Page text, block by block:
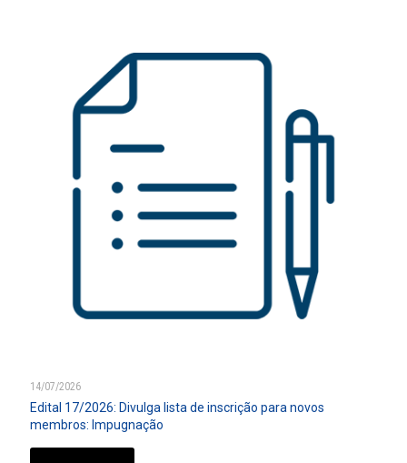
14/07/2026
Edital 17/2026: Divulga lista de inscrição para novos
membros: Impugnação